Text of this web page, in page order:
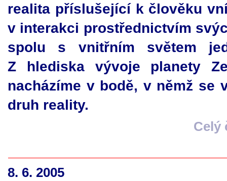
realita příslušející k člověku
v interakci prostřednictvím
spolu s vnitřním světem
Z hlediska vývoje planety
nacházíme v bodě, v němž se
druh reality.
Celý
8. 6. 2005